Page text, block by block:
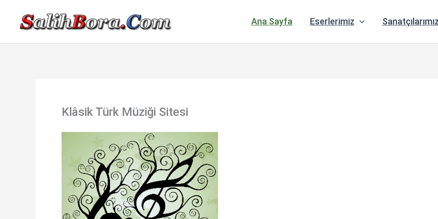
Ana Sayfa Eserlerimiz Sanatçılarımız
Klâsik Türk Müziği Sitesi